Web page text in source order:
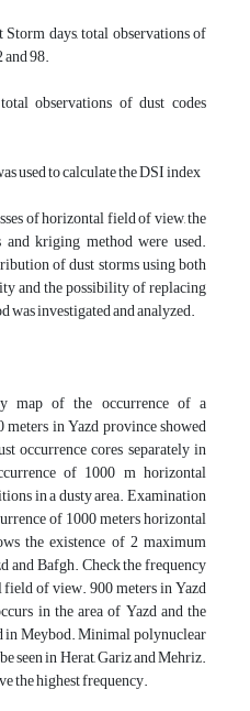
days, total observations of
98.
observations of dust codes
used to calculate the DSI index
of horizontal field of view, the
kriging method were used.
of dust storms using both
and the possibility of replacing
was investigated and analyzed.
map of the occurrence of a
in Yazd province showed
occurrence cores separately in
of 1000 m horizontal
in a dusty area. Examination
of 1000 meters horizontal
the existence of 2 maximum
and Bafgh. Check the frequency
of view. 900 meters in Yazd
in the area of Yazd and the
in Meybod. Minimal polynuclear
seen in Herat, Gariz and Mehriz.
the highest frequency.